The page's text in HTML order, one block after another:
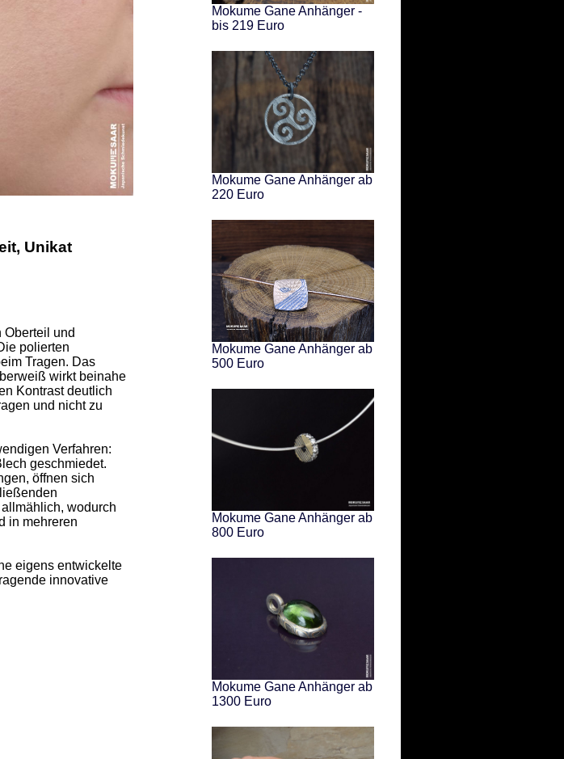
Unikat
Oberteil und
polierten
Tragen. Das
wirkt beinahe
Kontrast deutlich
und nicht zu
Verfahren:
geschmiedet.
öffnen sich
wodurch
in mehreren
eigens entwickelte
innovative
Mokume Gane Anhänger -
bis 219 Euro
Mokume Gane Anhänger ab
220 Euro
Mokume Gane Anhänger ab
500 Euro
Mokume Gane Anhänger ab
800 Euro
Mokume Gane Anhänger ab
1300 Euro